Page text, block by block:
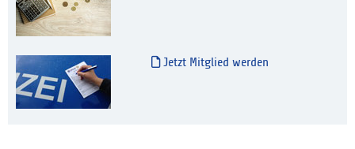
Jetzt Mitglied werden